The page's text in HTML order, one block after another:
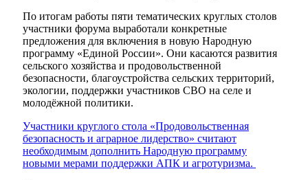
По итогам работы пяти тематических круглых столов
участники форума выработали конкретные
предложения для включения в новую Народную
программу «Единой России». Они касаются развития
сельского хозяйства и продовольственной
безопасности, благоустройства сельских территорий,
экологии, поддержки участников СВО на селе и
молодёжной политики.
Участники круглого стола «Продовольственная
безопасность и аграрное лидерство» считают
необходимым дополнить Народную программу
новыми мерами поддержки АПК и агротуризма.